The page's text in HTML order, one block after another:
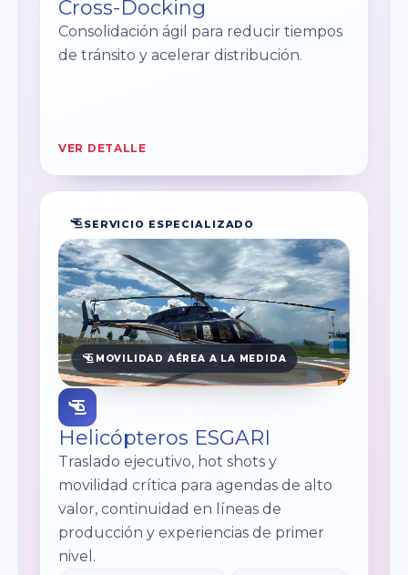
Cross-Docking
Consolidación ágil para reducir tiempos
de tránsito y acelerar distribución.
VER DETALLE
SERVICIO ESPECIALIZADO
MOVILIDAD AÉREA A LA MEDIDA
Helicópteros ESGARI
Traslado ejecutivo, hot shots y
movilidad crítica para agendas de alto
valor, continuidad en líneas de
producción y experiencias de primer
nivel.